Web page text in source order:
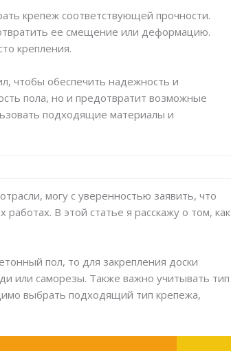
крепеж соответствующей прочности.
ее смещение или деформацию.
крепления.
чтобы обеспечить надежность и
пола, но и предотвратит возможные
подходящие материалы и
могу с уверенностью заявить, что
В этой статье я расскажу о том, как
пол, то для закрепления доски
или саморезы. Также важно учитывать тип
выбрать подходящий тип крепежа,